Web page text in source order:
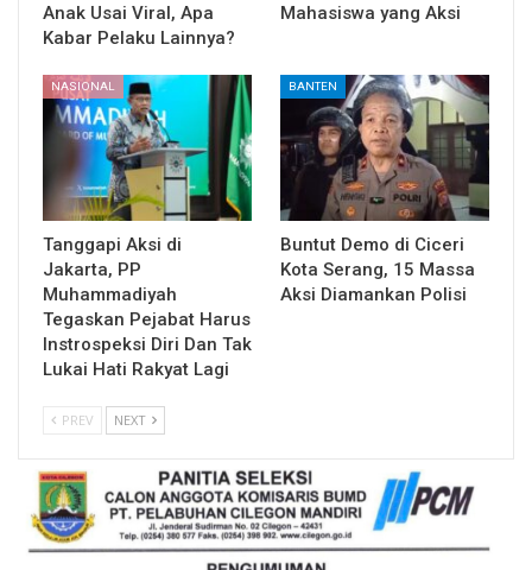
Anak Usai Viral, Apa
Kabar Pelaku Lainnya?
Mahasiswa yang Aksi
NASIONAL
Tanggapi Aksi di
Jakarta, PP
Muhammadiyah
Tegaskan Pejabat Harus
Instrospeksi Diri Dan Tak
Lukai Hati Rakyat Lagi
BANTEN
Buntut Demo di Ciceri
Kota Serang, 15 Massa
Aksi Diamankan Polisi
PREV NEXT